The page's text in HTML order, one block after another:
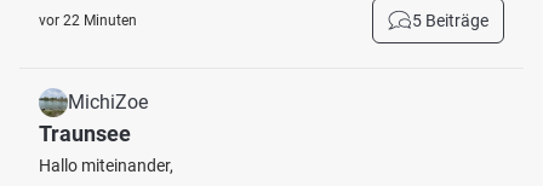
vor 22 Minuten 5 Beiträge
MichiZoe
Traunsee
Hallo miteinander,